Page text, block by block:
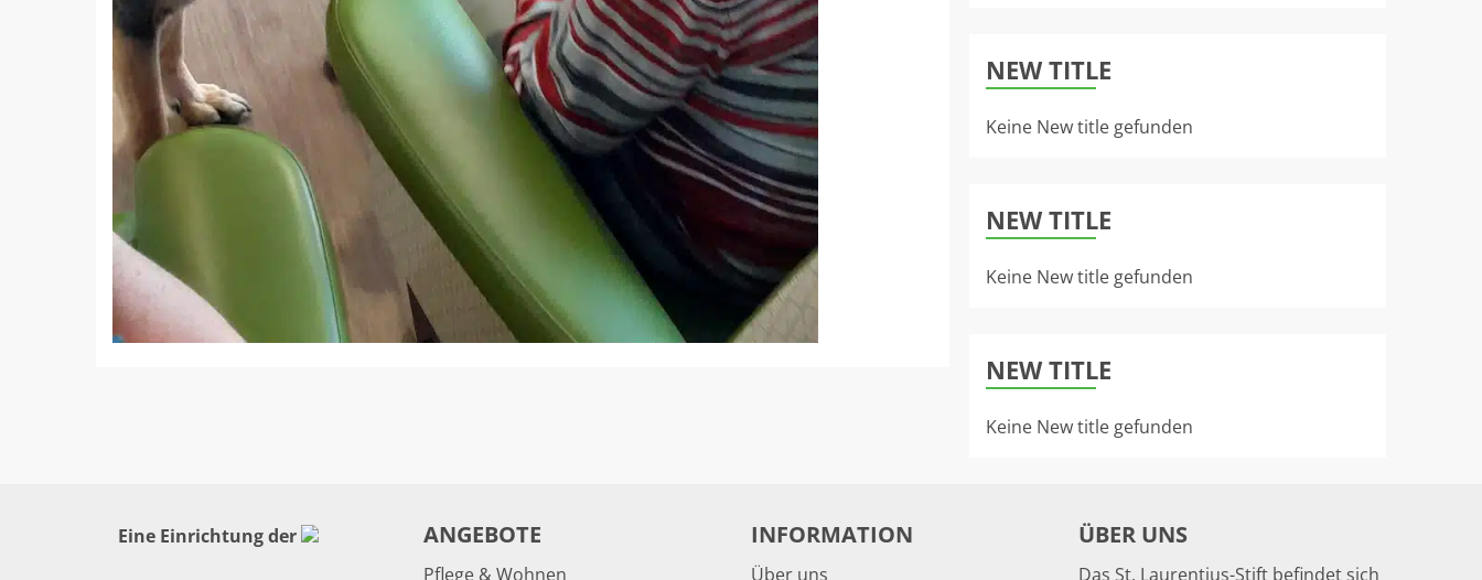
NEW TITLE
Keine New title gefunden
NEW TITLE
Keine New title gefunden
NEW TITLE
Keine New title gefunden
Eine Einrichtung der ANGEBOTE
Pflege & Wohnen
INFORMATION
Über uns
ÜBER UNS
Das St. Laurentius-Stift befindet sich